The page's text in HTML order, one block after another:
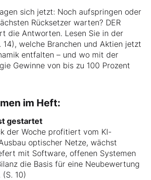
sich jetzt: Noch aufspringen oder
Rücksetzer warten? DER
die Antworten. Lesen Sie in der
welche Branchen und Aktien jetzt
entfalten – und wo mit der
Gewinne von bis zu 100 Prozent
im Heft:
gestartet
der Woche profitiert vom KI-
optischer Netze, wächst
mit Software, offenen Systemen
die Basis für eine Neubewertung
10)